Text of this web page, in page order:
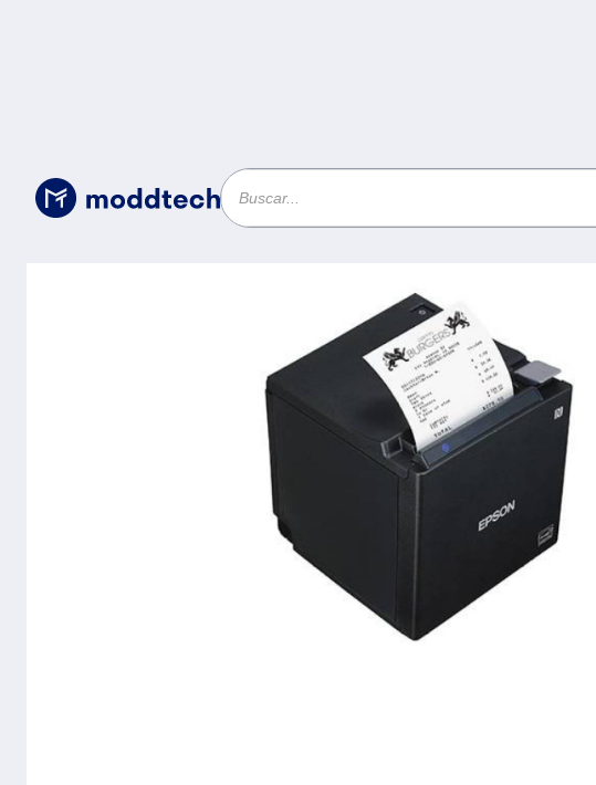
Uncategorized /Impresora Térmica de Tickets EPSON TM-M30IIH-
de Línea, 250 mm/s, USB, Ethernet, Bluetooth